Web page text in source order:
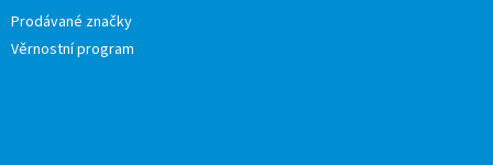
Prodávané značky
Věrnostní program